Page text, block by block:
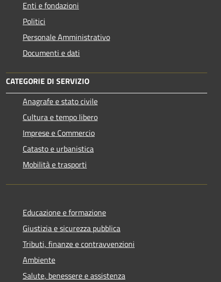
Enti e fondazioni
Politici
Personale Amministrativo
Documenti e dati
CATEGORIE DI SERVIZIO
Anagrafe e stato civile
Cultura e tempo libero
Imprese e Commercio
Catasto e urbanistica
Mobilità e trasporti
Educazione e formazione
Giustizia e sicurezza pubblica
Tributi, finanze e contravvenzioni
Ambiente
Salute, benessere e assistenza